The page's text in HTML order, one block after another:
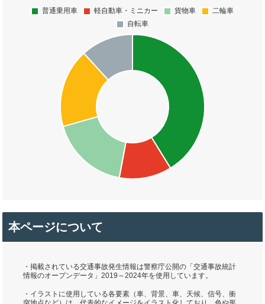
本ページについて
・掲載されている交通事故発生情報は警察庁公開の「交通事故統計
情報のオープンデータ」2019～2024年を使用しています。
・イラストに使用している各要素（車、背景、車、天候、信号、衝